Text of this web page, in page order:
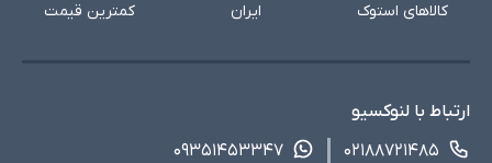
کالاهای استوک
ایران
کمترین قیمت
ارتباط با لنوکسیو
۰۲۱۸۸۷۲۱۴۸۵
۰۹۳۵۱۴۵۳۳۴۷